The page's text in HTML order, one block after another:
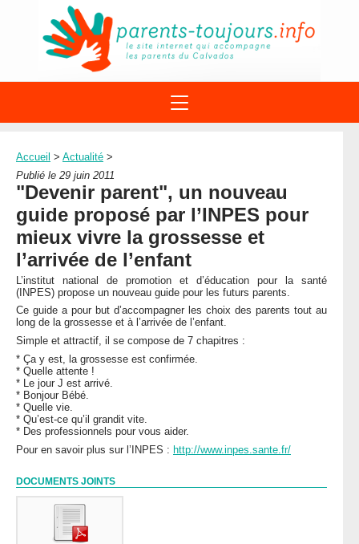
À PROPOS DU REAAP
1ÈRE VISITE
ACTUALITÉ
AGENDA
DISPOSITIFS PARENTALITÉ
SITES INTERNET
NUMÉROS VERTS
LEXIQUE
LETTRES D’INFO
MENTIONS LÉGALES
CONTACT
STRUCTURES
DOCUMENTS
FORMATIONS
Accueil > Actualité >
Publié le 29 juin 2011
"Devenir parent", un nouveau
guide proposé par l’INPES pour
mieux vivre la grossesse et
l’arrivée de l’enfant
L’institut national de promotion et d’éducation pour la santé
(INPES) propose un nouveau guide pour les futurs parents.
Ce guide a pour but d’accompagner les choix des parents tout au
long de la grossesse et à l’arrivée de l’enfant.
Simple et attractif, il se compose de 7 chapitres :
* Ça y est, la grossesse est confirmée.
* Quelle attente !
* Le jour J est arrivé.
* Bonjour Bébé.
* Quelle vie.
* Qu’est-ce qu’il grandit vite.
* Des professionnels pour vous aider.
Pour en savoir plus sur l’INPES : http://www.inpes.sante.fr/
DOCUMENTS JOINTS